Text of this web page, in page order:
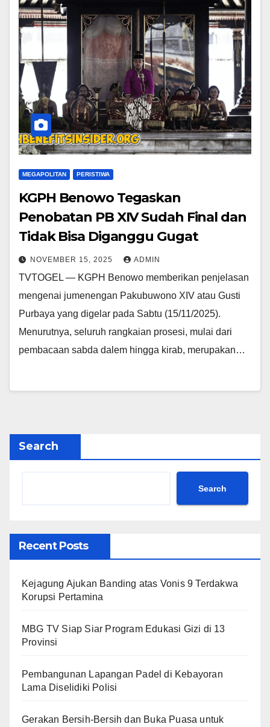
MEGAPOLITAN PERISTIWA
KGPH Benowo Tegaskan
Penobatan PB XIV Sudah Final dan
Tidak Bisa Diganggu Gugat
NOVEMBER 15, 2025 ADMIN
TVTOGEL — KGPH Benowo memberikan penjelasan
mengenai jumenengan Pakubuwono XIV atau Gusti
Purbaya yang digelar pada Sabtu (15/11/2025).
Menurutnya, seluruh rangkaian prosesi, mulai dari
pembacaan sabda dalem hingga kirab, merupakan…
Search
Search
Recent Posts
Kejagung Ajukan Banding atas Vonis 9 Terdakwa
Korupsi Pertamina
MBG TV Siap Siar Program Edukasi Gizi di 13
Provinsi
Pembangunan Lapangan Padel di Kebayoran
Lama Diselidiki Polisi
Gerakan Bersih-Bersih dan Buka Puasa untuk